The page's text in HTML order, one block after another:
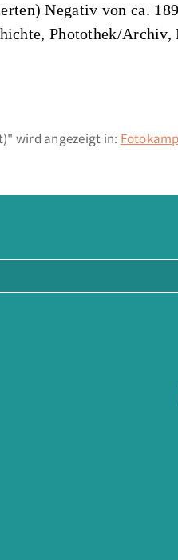
Negativ von ca.
Photothek/
wird angezeigt in: